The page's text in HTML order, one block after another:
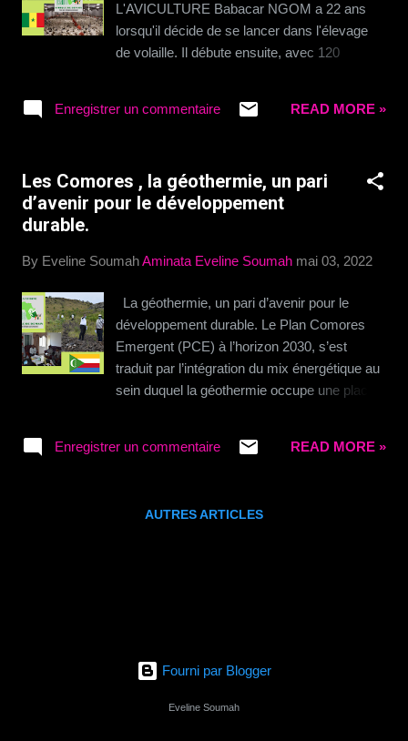
L'AVICULTURE Babacar NGOM a 22 ans
lorsqu'il décide de se lancer dans l'élevage
de volaille. Il débute ensuite, avec 120
et un budget de 60 000 Fcfa. A l’époque, le
L’aliment de volaille coûtait 3 000 francs le
sac. Il y avait 3 abreuvoirs et 2 mangeoires
dans une maison de mon père en
premier lot…» A force de travail acharné et
d'abnégation , la production de poulets de
chair et d’œufs s’agrandit et la SEDIMA est
créée le 26 août 1988 sous forme de GIE.
Grâce à son sens élevé des affaires ,son
transforme au fil du temps. en 1997 SEDIMA
Enregistrer un commentaire READ MORE »
Les Comores , la géothermie, un pari
d’avenir pour le développement
durable.
By Eveline SoumahAminata Eveline Soumah mai 03, 2022
La géothermie, un pari d’avenir pour le
développement durable. Le Plan Comores
Emergent (PCE) à l’horizon 2030, s’est
traduit par l’intégration du mix énergétique au
sein duquel la géothermie occupe une place
Bureau Géologique des Comores (BGC)
se sont rendues aux Comores. - L’une,
réduire ce coût, au regard de l’évolution de la
Enregistrer un commentaire READ MORE »
AUTRES ARTICLES
Fourni par Blogger
Eveline Soumah